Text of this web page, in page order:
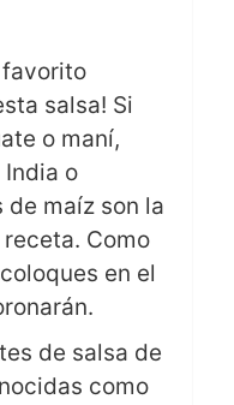
favorito
salsa! Si
o maní,
o
maíz son la
Como
en el
de salsa de
como